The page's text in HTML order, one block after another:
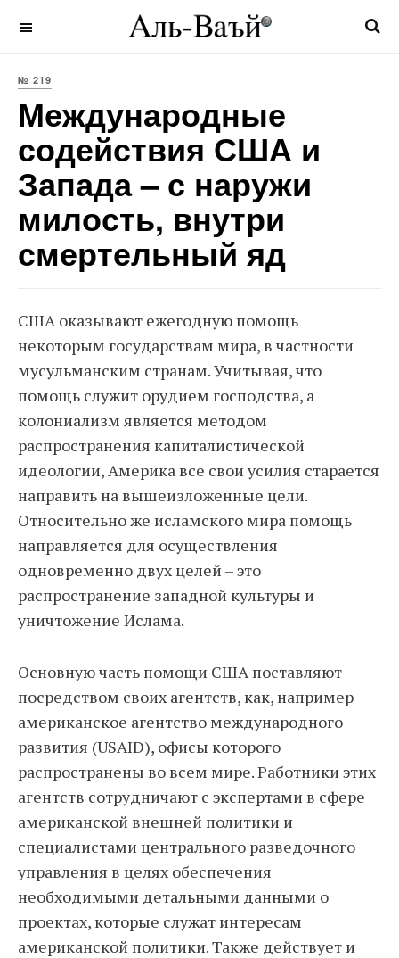
№ 219
Международные
содействия США и
Запада – с наружи
милость, внутри
смертельный яд
США оказывают ежегодную помощь
некоторым государствам мира, в частности
мусульманским странам. Учитывая, что
помощь служит орудием господства, а
колониализм является методом
распространения капиталистической
идеологии, Америка все свои усилия старается
направить на вышеизложенные цели.
Относительно же исламского мира помощь
направляется для осуществления
одновременно двух целей – это
распространение западной культуры и
уничтожение Ислама.
Основную часть помощи США поставляют
посредством своих агентств, как, например
американское агентство международного
развития (USAID), офисы которого
распространены во всем мире. Работники этих
агентств сотрудничают с экспертами в сфере
американской внешней политики и
специалистами центрального разведочного
управления в целях обеспечения
необходимыми детальными данными о
проектах, которые служат интересам
американской политики. Также действует и